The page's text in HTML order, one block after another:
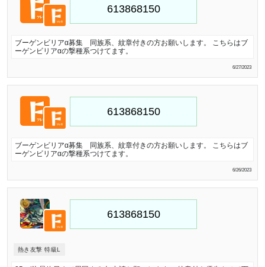
ブーゲンビリアα募集 同族系、紋章付きの方お願いします。 こちらはブ
ーゲンビリアαの撃種系つけてます。
6/27/2023
ブーゲンビリアα募集 同族系、紋章付きの方お願いします。 こちらはブ
ーゲンビリアαの撃種系つけてます。
6/26/2023
熱き友撃 特級L